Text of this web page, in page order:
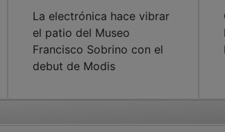
La electrónica hace vibrar
el patio del Museo
Francisco Sobrino con el
debut de Modis